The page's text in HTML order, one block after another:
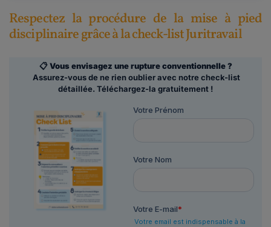
Respectez la procédure de la mise à pied
disciplinaire grâce à la check-list Juritravail
📋Vous envisagez une rupture conventionnelle ?
Assurez-vous de ne rien oublier avec notre check-list
détaillée. Téléchargez-la gratuitement !